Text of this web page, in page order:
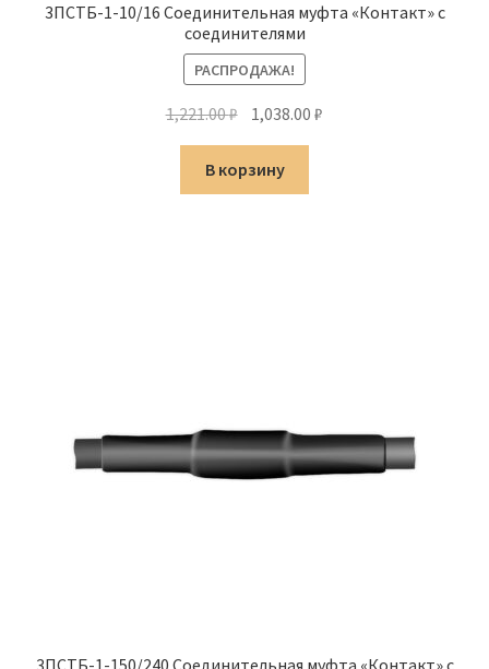
3ПСТБ-1-10/16 Соединительная муфта «Контакт» с
соединителями
РАСПРОДАЖА!
1,221.00₽ Первоначальная
цена
составляла
1,221.00 ₽.
1,038.00₽
В корзину
3ПСТБ-1-150/240 Соединительная муфта «Контакт» с